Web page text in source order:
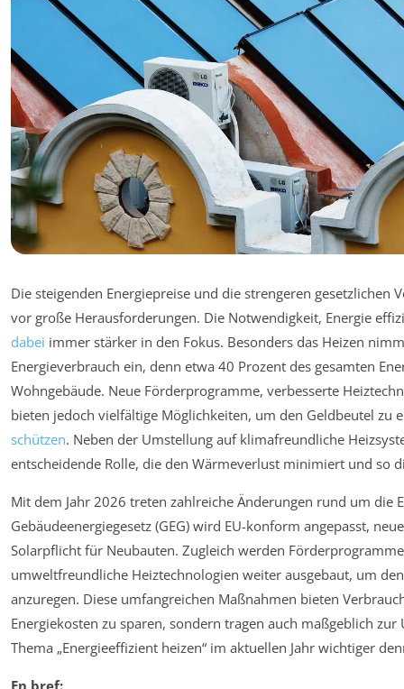
Die steigenden Energiepreise und die strengeren gesetzlichen
vor große Herausforderungen. Die Notwendigkeit, Energie
dabei immer stärker in den Fokus. Besonders das Heizen
Energieverbrauch ein, denn etwa 40 Prozent des gesamten
Wohngebäude. Neue Förderprogramme, verbesserte
bieten jedoch vielfältige Möglichkeiten, um den Geldbeutel zu
schützen. Neben der Umstellung auf klimafreundliche
entscheidende Rolle, die den Wärmeverlust minimiert und so
Mit dem Jahr 2026 treten zahlreiche Änderungen rund um die
Gebäudeenergiegesetz (GEG) wird EU-konform angepasst,
Solarpflicht für Neubauten. Zugleich werden
umweltfreundliche Heiztechnologien weiter ausgebaut, um
anzuregen. Diese umfangreichen Maßnahmen bieten
Energiekosten zu sparen, sondern tragen auch maßgeblich
Thema „Energieeffizient heizen“ im aktuellen Jahr wichtiger
En bref: